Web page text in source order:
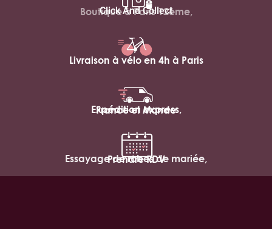
Click And Collect
Boutique à Paris 12ème,
Livraison à vélo en 4h à Paris
Expédition express,
France et Monde
Essayage de robes de mariée,
Prendre RDV